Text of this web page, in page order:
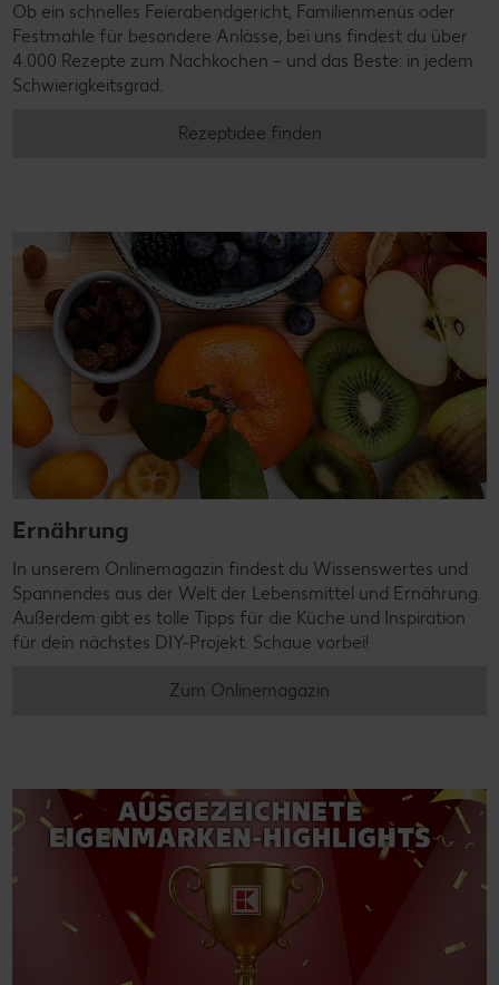
Ob ein schnelles Feierabendgericht, Familienmenüs oder
Festmahle für besondere Anlässe, bei uns findest du über
4.000 Rezepte zum Nachkochen – und das Beste: in jedem
Schwierigkeitsgrad.
Rezeptidee finden
Ernährung
In unserem Onlinemagazin findest du Wissenswertes und
Spannendes aus der Welt der Lebensmittel und Ernährung.
Außerdem gibt es tolle Tipps für die Küche und Inspiration
für dein nächstes DIY-Projekt. Schaue vorbei!
Zum Onlinemagazin